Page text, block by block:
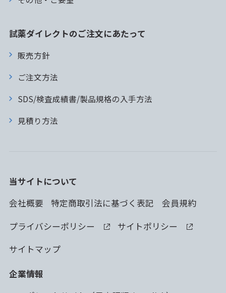
試薬ダイレクトのご注文にあたって
販売方針
ご注文方法
SDS/検査成績書/製品規格の入手方法
見積り方法
当サイトについて
会社概要
特定商取引法に基づく表記
会員規約
プライバシーポリシー
サイトポリシー
サイトマップ
企業情報